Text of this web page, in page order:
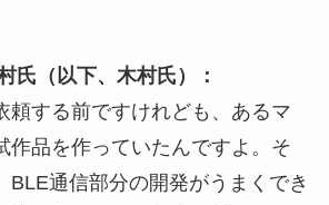
氏（以下、木村氏）：
頼する前ですけれども、あるマ
作品を作っていたんですよ。そ
BLE通信部分の開発がうまくでき